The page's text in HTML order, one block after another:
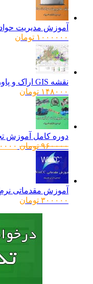
آموزش مدیریت حوادث
۱۰۰۰۰۰۰ تومان
نقشه GIS اراک و پاورپوینت و نقشه اتوکد طرح جامع اراک
۱۴۸۰۰۰ تومان
دوره کامل آموزش
۹۶۰۰۰۰ تومانقیمت
۷۸۰۰۰۰
آموزش مقدماتی نرم‌افزار Wincc به صورت تصویری
۳۰۰۰۰۰ تومان